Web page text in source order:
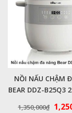
NỒI NẤU CHẬM
BEAR DDZ-B25Q3
1,350,000₫ Giá